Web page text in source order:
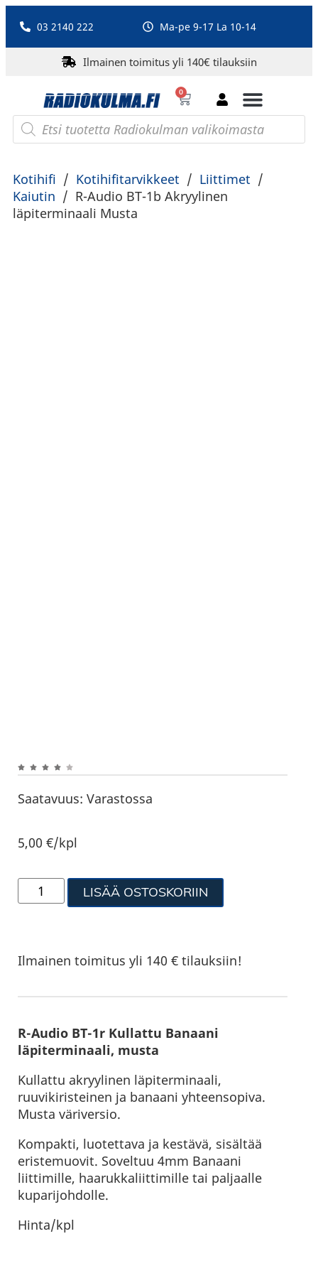
03 2140 222 Ma-pe 9-17 La 10-14
Ilmainen toimitus yli 140€ tilauksiin
0
Kotihifi / Kotihifitarvikkeet / Liittimet /
Kaiutin / R-Audio BT-1b Akryylinen
läpiterminaali Musta
Saatavuus: Varastossa
5,00€/kpl
LISÄÄ OSTOSKORIIN
Ilmainen toimitus yli 140 € tilauksiin!
R-Audio BT-1r Kullattu Banaani
läpiterminaali, musta
Kullattu akryylinen läpiterminaali,
ruuvikiristeinen ja banaani yhteensopiva.
Musta väriversio.
Kompakti, luotettava ja kestävä, sisältää
eristemuovit. Soveltuu 4mm Banaani
liittimille, haarukkaliittimille tai paljaalle
kuparijohdolle.
Hinta/kpl